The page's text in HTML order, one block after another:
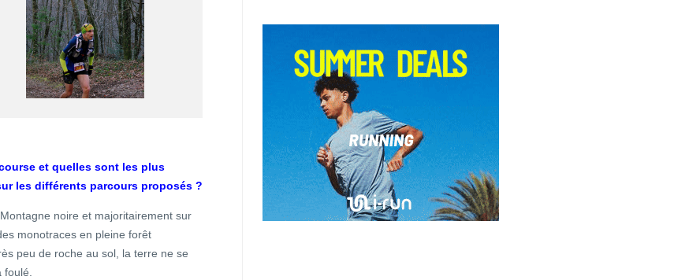
et quelles sont les plus
les différents parcours proposés ?
noire et majoritairement sur
monotraces en pleine forêt
peu de roche au sol, la terre ne se
foulé.